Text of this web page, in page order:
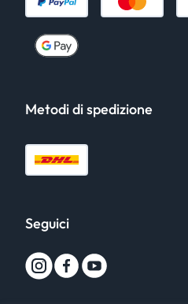
Metodi di spedizione
Seguici